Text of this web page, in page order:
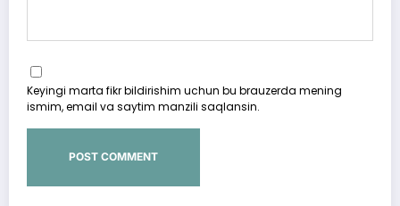
Keyingi marta fikr bildirishim uchun bu brauzerda mening
ismim, email va saytim manzili saqlansin.